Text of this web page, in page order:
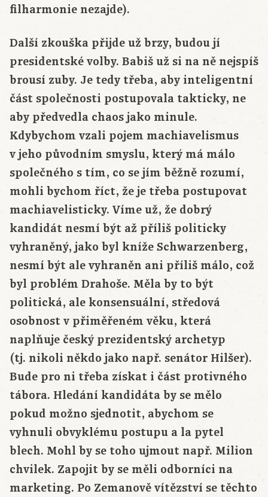
filharmonie nezajde).
Další zkouška přijde už brzy, budou jí
presidentské volby. Babiš už si na ně nejspíš
brousí zuby. Je tedy třeba, aby inteligentní
část společnosti postupovala takticky, ne
aby předvedla chaos jako minule.
Kdybychom vzali pojem machiavelismus
v jeho původním smyslu, který má málo
společného s tím, co se jím běžně rozumí,
mohli bychom říct, že je třeba postupovat
machiavelisticky. Víme už, že dobrý
kandidát nesmí být až příliš politicky
vyhraněný, jako byl kníže Schwarzenberg,
nesmí být ale vyhraněn ani příliš málo, což
byl problém Drahoše. Měla by to být
politická, ale konsensuální, středová
osobnost v přiměřeném věku, která
naplňuje český prezidentský archetyp
(tj. nikoli někdo jako např. senátor Hilšer).
Bude pro ni třeba získat i část protivného
tábora. Hledání kandidáta by se mělo
pokud možno sjednotit, abychom se
vyhnuli obvyklému postupu a la pytel
blech. Mohl by se toho ujmout např. Milion
chvilek. Zapojit by se měli odborníci na
marketing. Po Zemanově vítězství se těchto